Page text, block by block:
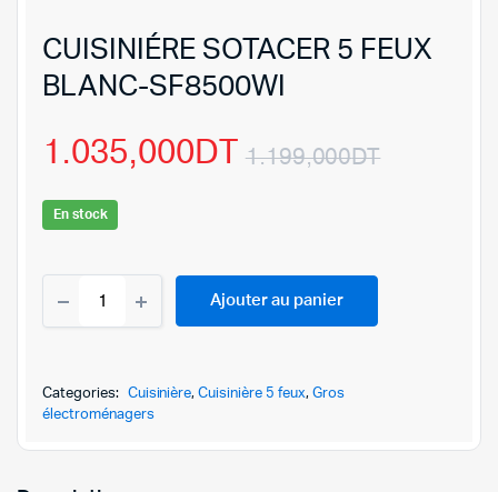
CUISINIÉRE SOTACER 5 FEUX
BLANC-SF8500WI
1.199,000DT
1.035,000DT
En stock
SOTACER
5
SF8500WI
quantity
Ajouter au panier
Categories: Cuisinière,Cuisinière 5 feux, Gros
électroménagers